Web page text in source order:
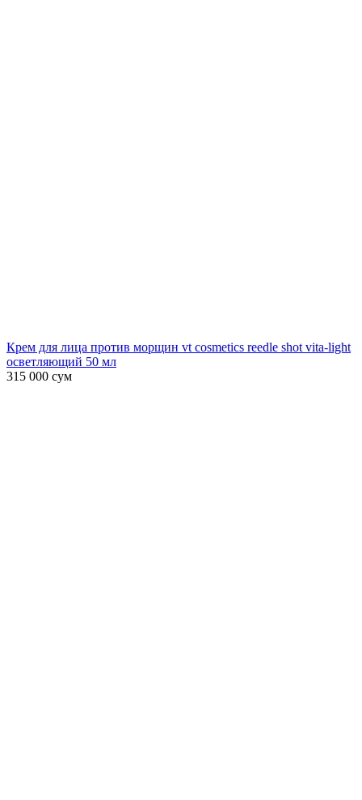
Крем для лица против морщин vt cosmetics reedle shot vita-light
осветляющий 50 мл
315 000 сум